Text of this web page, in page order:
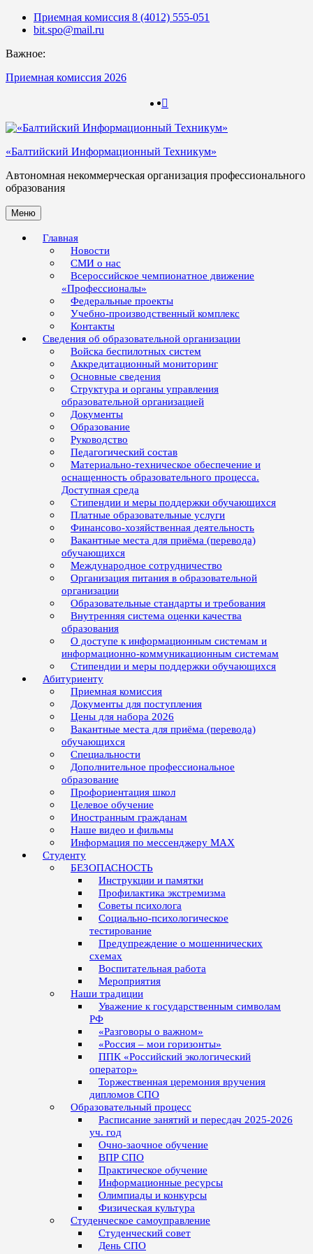
Skip
Приемная комиссия 8 (4012) 555-051
bit.spo@mail.ru
Важное:
Приемная комиссия 2026
«Балтийский Информационный Техникум»
Автономная некоммерческая организация профессионального
образования
Меню
Главная
Новости
СМИ о нас
Всероссийское чемпионатное движение
«Профессионалы»
Федеральные проекты
Учебно-производственный комплекс
Контакты
Сведения об образовательной организации
Войска беспилотных систем
Аккредитационный мониторинг
Основные сведения
Структура и органы управления
образовательной организацией
Документы
Образование
Руководство
Педагогический состав
Материально-техническое обеспечение и
оснащенность образовательного процесса.
Доступная среда
Стипендии и меры поддержки обучающихся
Платные образовательные услуги
Финансово-хозяйственная деятельность
Вакантные места для приёма (перевода)
обучающихся
Международное сотрудничество
Организация питания в образовательной
организации
Образовательные стандарты и требования
Внутренняя система оценки качества
образования
О доступе к информационным системам и
информационно-коммуникационным системам
Стипендии и меры поддержки обучающихся
Абитуриенту
Приемная комиссия
Документы для поступления
Цены для набора 2026
Вакантные места для приёма (перевода)
обучающихся
Специальности
Дополнительное профессиональное
образование
Профориентация школ
Целевое обучение
Иностранным гражданам
Наше видео и фильмы
Информация по мессенджеру MAX
Студенту
БЕЗОПАСНОСТЬ
Инструкции и памятки
Профилактика экстремизма
Советы психолога
Социально-психологическое
тестирование
Предупреждение о мошеннических
схемах
Воспитательная работа
Мероприятия
Наши традиции
Уважение к государственным символам
РФ
«Разговоры о важном»
«Россия – мои горизонты»
ППК «Российский экологический
оператор»
Торжественная церемония вручения
дипломов СПО
Образовательный процесс
Расписание занятий и пересдач 2025-2026
уч. год
Очно-заочное обучение
ВПР СПО
Практическое обучение
Информационные ресурсы
Олимпиады и конкурсы
Физическая культура
Студенческое самоуправление
Студенческий совет
День СПО